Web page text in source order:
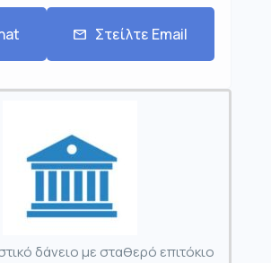
Στείλτε Email
δάνειο με σταθερό επιτόκιο